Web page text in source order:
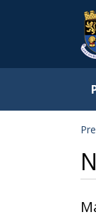
Skip to main